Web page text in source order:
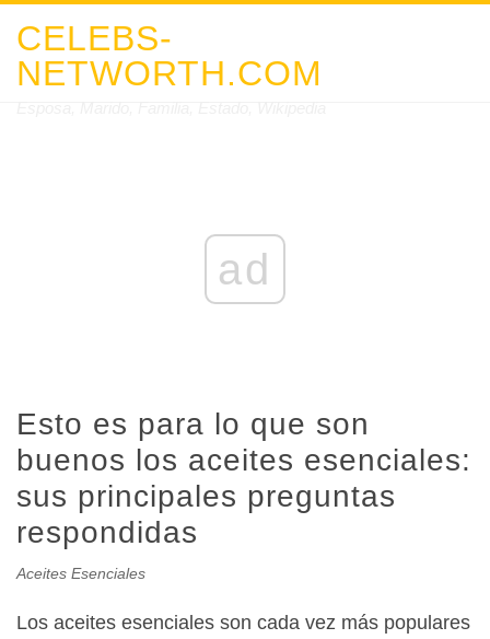
CELEBS-
NETWORTH.COM
ad
Esto es para lo que son
buenos los aceites esenciales:
sus principales preguntas
respondidas
Aceites Esenciales
Los aceites esenciales son cada vez más populares